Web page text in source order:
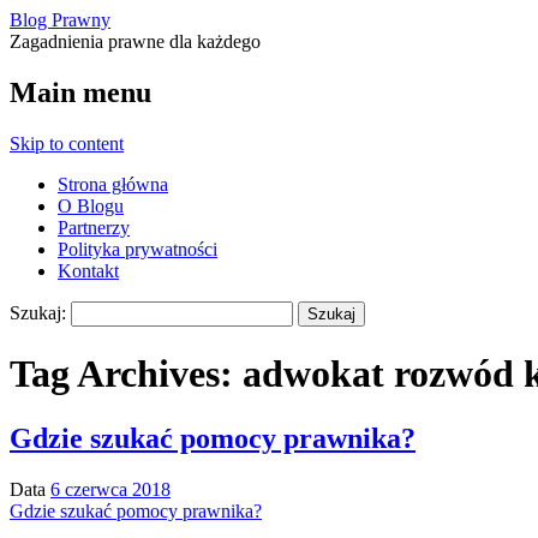
Blog Prawny
Zagadnienia prawne dla każdego
Main menu
Skip to content
Strona główna
O Blogu
Partnerzy
Polityka prywatności
Kontakt
Szukaj:
Tag Archives: adwokat rozwód
Gdzie szukać pomocy prawnika?
Data 6 czerwca 2018
Gdzie szukać pomocy prawnika?